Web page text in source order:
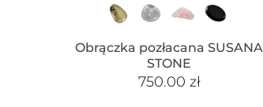
Obrączka pozłacana SUSANA
STONE
750.00 zł